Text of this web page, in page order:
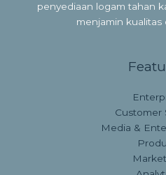
penyediaan logam tahan
menjamin kualitas
Customer
Media &